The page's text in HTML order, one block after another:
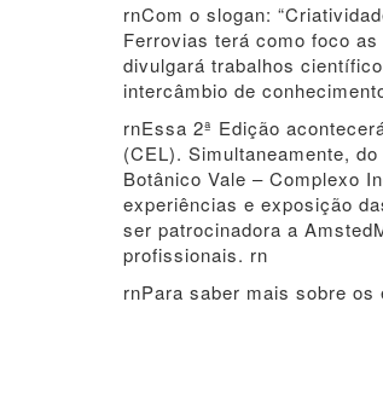
rnCom o slogan:
Ferrovias terá como foco
divulgará trabalhos
intercâmbio de
rnEssa 2ª Edição
(CEL). Simultaneamente,
Botânico Vale – Complexo
experiências e exposição
ser patrocinadora a
profissionais. rn
rnPara saber mais sobre